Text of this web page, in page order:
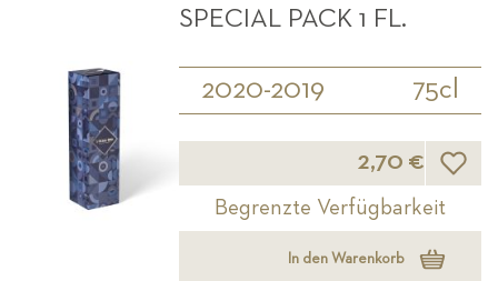
SPECIAL PACK 1 FL.
2020-2019 75cl
2,70 €
Begrenzte Verfügbarkeit
In den Warenkorb